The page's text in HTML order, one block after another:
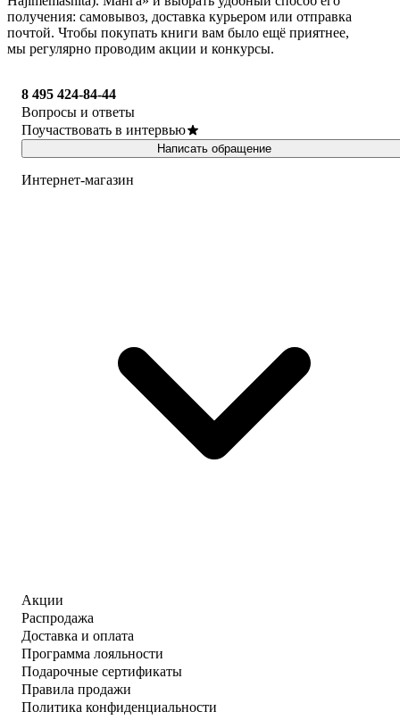
получения: самовывоз, доставка курьером или отправка
почтой. Чтобы покупать книги вам было ещё приятнее,
мы регулярно проводим акции и конкурсы.
8 495 424-84-44
Вопросы и ответы
Поучаствовать в интервью
Написать обращение
Интернет-магазин
Акции
Распродажа
Доставка и оплата
Программа лояльности
Подарочные сертификаты
Правила продажи
Политика конфиденциальности